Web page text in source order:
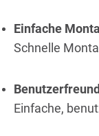
Einfache
Schnelle
Einfache,